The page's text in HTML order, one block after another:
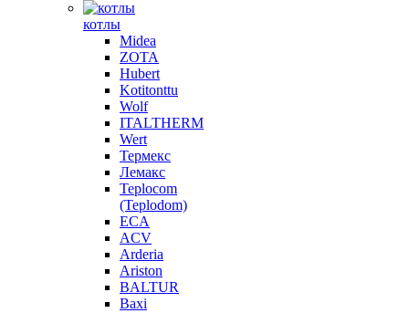
котлы
Midea
ZOTA
Hubert
Kotitonttu
Wolf
ITALTHERM
Wert
Термекс
Лемакс
Teplocom
(Teplodom)
ECA
ACV
Arderia
Ariston
BALTUR
Baxi